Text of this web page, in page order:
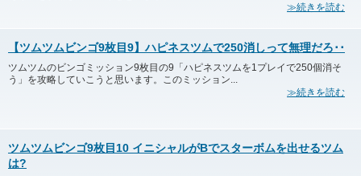
≫続きを読む
【ツムツムビンゴ9枚目9】ハピネスツムで250消しって無理だろ･･
ツムツムのビンゴミッション9枚目の9「ハピネスツムを1プレイで250個消そ
う」を攻略していこうと思います。このミッション...
≫続きを読む
ツムツムビンゴ9枚目10 イニシャルがBでスターボムを出せるツム
は?